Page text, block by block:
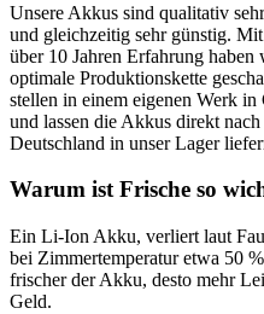
Unsere Akkus sind qualitativ
und gleichzeitig sehr günstig. Mit
über 10 Jahren Erfahrung haben
optimale Produktionskette
stellen in einem eigenen Werk in
und lassen die Akkus direkt nach
Deutschland in unser Lager
Warum ist Frische so
Ein Li-Ion Akku, verliert laut
bei Zimmertemperatur etwa 50
frischer der Akku, desto mehr
Geld.